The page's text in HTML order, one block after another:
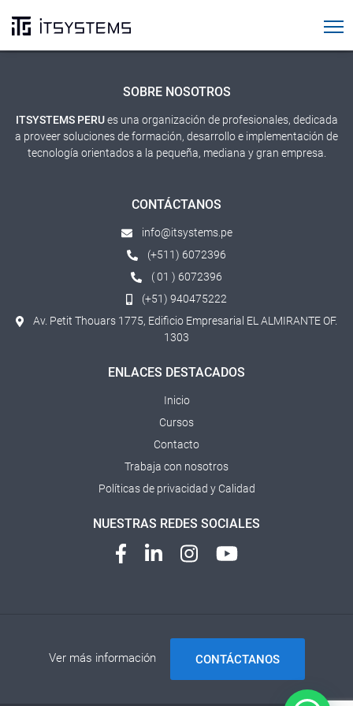
Cursos SAP
SOBRE NOSOTROS
ITSYSTEMS PERUes una organización de profesionales, dedicada
a proveer soluciones de formación, desarrollo e implementación de
tecnología orientados a la pequeña, mediana y gran empresa.
CONTÁCTANOS
info@itsystems.pe
(+511) 6072396
( 01 ) 6072396
(+51) 940475222
Av. Petit Thouars 1775, Edificio Empresarial EL ALMIRANTE OF.
1303
ENLACES DESTACADOS
Inicio
Cursos
Contacto
Trabaja con nosotros
Políticas de privacidad y Calidad
NUESTRAS REDES SOCIALES
Ver más información CONTÁCTANOS